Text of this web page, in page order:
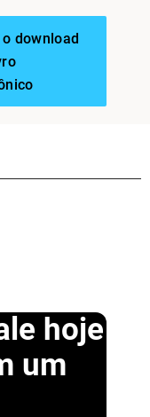
o download
hoje
um